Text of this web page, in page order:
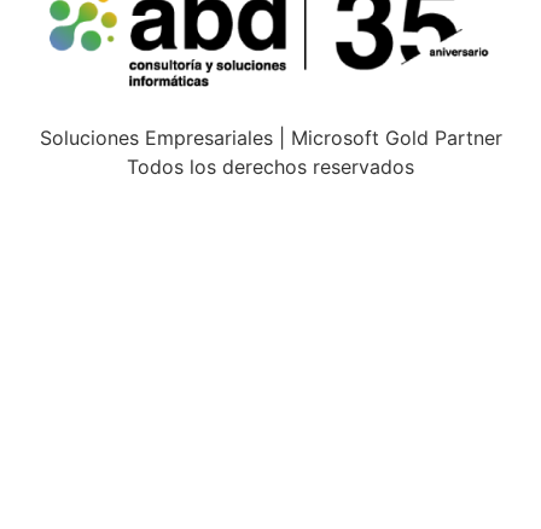
Soluciones Empresariales | Microsoft Gold Partner
Todos los derechos reservados